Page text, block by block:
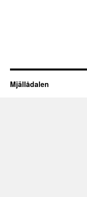
Mjällådalen